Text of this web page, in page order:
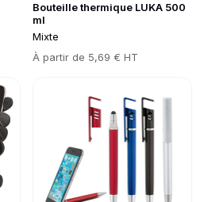
Bouteille thermique LUKA 500
ml
Mixte
Prix
À partir de 5,69 € HT